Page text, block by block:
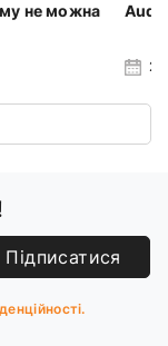
не можна
Audi
Підписатися